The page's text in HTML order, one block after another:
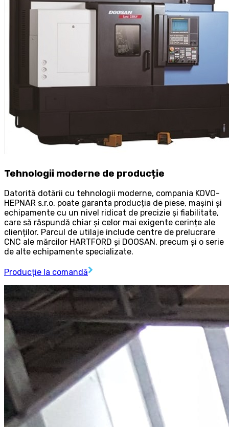
Tehnologii moderne de producție
Datorită dotării cu tehnologii moderne, compania KOVO-
HEPNAR s.r.o. poate garanta producția de piese, mașini și
echipamente cu un nivel ridicat de precizie și fiabilitate,
care să răspundă chiar și celor mai exigente cerințe ale
clienților. Parcul de utilaje include centre de prelucrare
CNC ale mărcilor HARTFORD și DOOSAN, precum și o serie
de alte echipamente specializate.
Producție la comandă